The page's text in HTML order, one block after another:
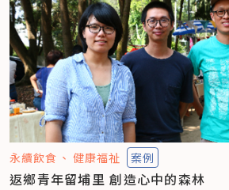
永續飲食 健康福祉 案例
返鄉青年留埔里 創造心中的森林